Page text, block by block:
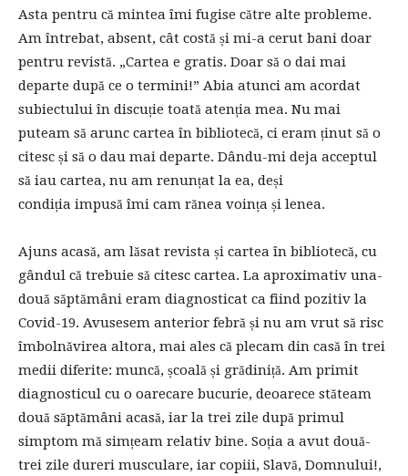
Asta pentru că mintea îmi fugise către alte probleme.
Am întrebat, absent, cât costă și mi-a cerut bani doar
pentru revistă. „Cartea e gratis. Doar să o dai mai
departe după ce o termini!” Abia atunci am acordat
subiectului în discuție toată atenția mea. Nu mai
puteam să arunc cartea în bibliotecă, ci eram ținut să o
citesc și să o dau mai departe. Dându-mi deja acceptul
să iau cartea, nu am renunțat la ea, deși
condiția impusă îmi cam rănea voința și lenea.
Ajuns acasă, am lăsat revista și cartea în bibliotecă, cu
gândul că trebuie să citesc cartea. La aproximativ una-
două săptămâni eram diagnosticat ca fiind pozitiv la
Covid-19. Avusesem anterior febră și nu am vrut să risc
îmbolnăvirea altora, mai ales că plecam din casă în trei
medii diferite: muncă, școală și grădiniță. Am primit
diagnosticul cu o oarecare bucurie, deoarece stăteam
două săptămâni acasă, iar la trei zile după primul
simptom mă simțeam relativ bine. Soția a avut două-
trei zile dureri musculare, iar copiii, Slavă, Domnului!,